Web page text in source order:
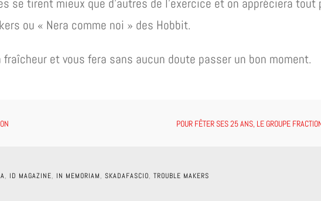
se tirent mieux que d’autres de l’exercice et on appréciera
ou « Nera comme noi » des Hobbit.
et vous fera sans aucun doute passer un bon moment.
POUR FÊTER SES 25 ANS, LE GROUPE
, ID MAGAZINE, IN MEMORIAM,SKADAFASCIO,TROUBLE MAKERS